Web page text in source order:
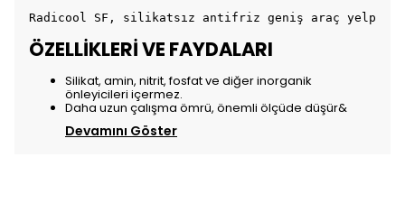
Radicool SF, silikatsız antifriz geniş araç
ÖZELLİKLERİ VE FAYDALARI
Silikat, amin, nitrit, fosfat ve diğer inorganik
önleyicileri içermez.
Daha uzun çalışma ömrü, önemli ölçüde düşür&
Devamını Göster